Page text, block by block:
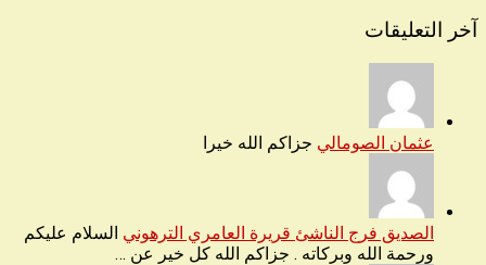
آخر التعليقات
عثمان الصومالي جزاكم الله خيرا
الصديق فرج الناشئ قريرة العامري الترهوني السلام عليكم
ورحمة الله وبركاته . جزاكم الله كل خير عن …